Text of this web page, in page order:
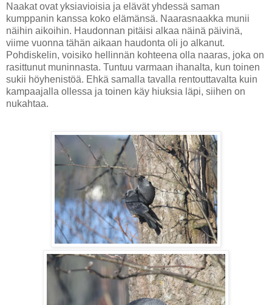
Naakat ovat yksiavioisia ja elävät yhdessä saman
kumppanin kanssa koko elämänsä. Naarasnaakka munii
näihin aikoihin. Haudonnan pitäisi alkaa näinä päivinä,
viime vuonna tähän aikaan haudonta oli jo alkanut.
Pohdiskelin, voisiko hellinnän kohteena olla naaras, joka on
rasittunut muninnasta. Tuntuu varmaan ihanalta, kun toinen
sukii höyhenistöä. Ehkä samalla tavalla rentouttavalta kuin
kampaajalla ollessa ja toinen käy hiuksia läpi, siihen on
nukahtaa.